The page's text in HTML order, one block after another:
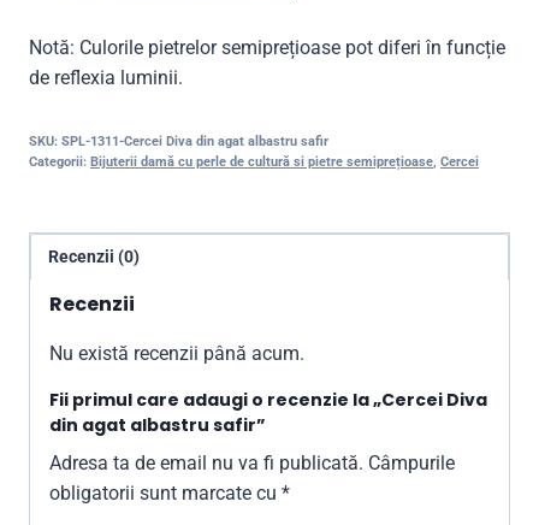
Notă: Culorile pietrelor semiprețioase pot diferi în funcție
de reflexia luminii.
SKU: SPL-1311-Cercei Diva din agat albastru safir
Categorii: Bijuterii damă cu perle de cultură si pietre semiprețioase, Cercei
Recenzii (0)
Recenzii
Nu există recenzii până acum.
Fii primul care adaugi o recenzie la „Cercei Diva
din agat albastru safir”
Adresa ta de email nu va fi publicată. Câmpurile
obligatorii sunt marcate cu *